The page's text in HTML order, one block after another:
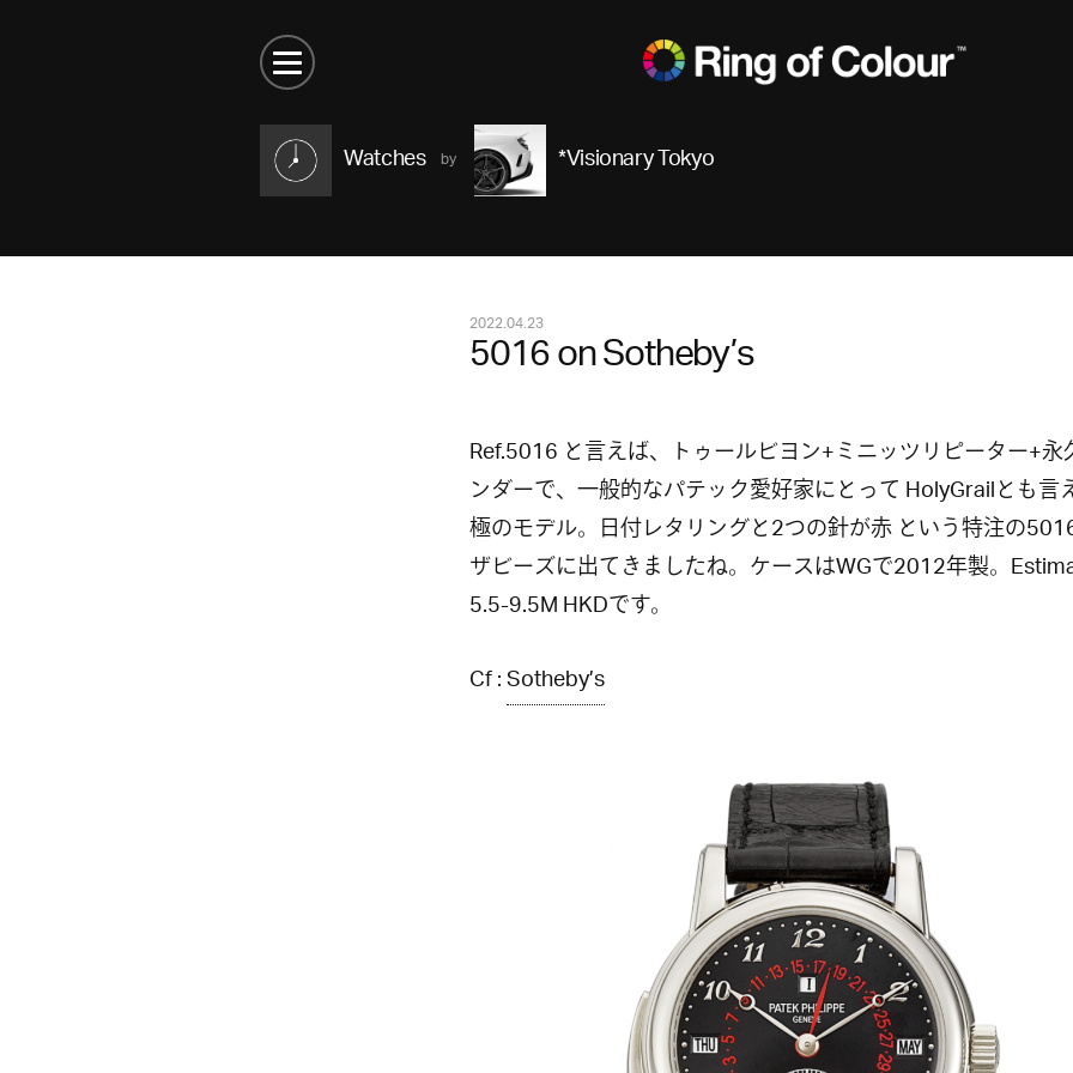
Watches *Visionary Tokyo
2022.04.23
5016 on Sotheby’s
Ref.5016 と言えば、トゥールビヨン+ミニッツリピーター+永
ンダーで、一般的なパテック愛好家にとって HolyGrailとも言
極のモデル。日付レタリングと2つの針が赤 という特注の
ザビーズに出てきましたね。ケースはWGで2012年製。
5.5-9.5M HKDです。
Cf :Sotheby’s